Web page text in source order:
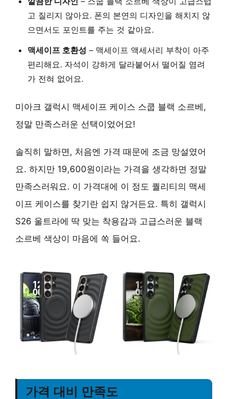
고 질리지 않아요. 폰의 본연의 디자인을 해치지 않
으면서도 포인트를 주는 것 같아요.
맥세이프 호환성 – 맥세이프 액세서리 부착이 아주
편리해요. 자석이 강하게 달라붙어서 떨어질 염려
가 전혀 없어요.
미아크 갤럭시 맥세이프 케이스 스쿱 블랙 소르베,
정말 만족스러운 선택이었어요!
솔직히 말하면, 처음엔 가격 때문에 조금 망설였어
요. 하지만 19,600원이라는 가격을 생각하면 정말
만족스러워요. 이 가격대에 이 정도 퀄리티의 맥세
이프 케이스를 찾기란 쉽지 않거든요. 특히 갤럭시
S26 울트라에 딱 맞는 착용감과 고급스러운 블랙
소르베 색상이 마음에 쏙 들어요.
가격 대비 만족도